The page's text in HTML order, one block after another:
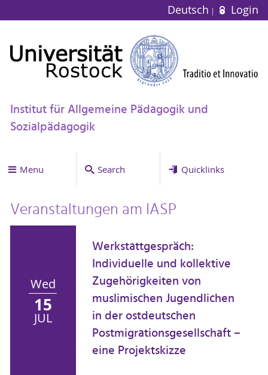
Deutsch Login
Institut für Allgemeine Pädagogik und
Sozialpädagogik
Menu Search Quicklinks
Veranstaltungen am IASP
Wed
15
JUL
Werkstattgespräch:
Individuelle und kollektive
Zugehörigkeiten von
muslimischen Jugendlichen
in der ostdeutschen
Postmigrationsgesellschaft –
eine Projektskizze